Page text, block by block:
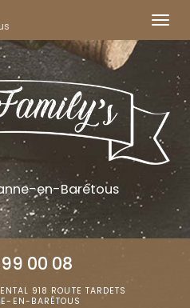
en-Barétous
00 08
918 ROUTE TARDETS
EN-BARÉTOUS